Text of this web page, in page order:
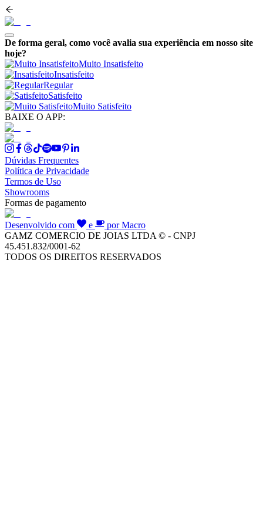
De forma geral, como você avalia sua experiência em nosso site
hoje?
Muito Insatisfeito
Insatisfeito
Regular
Satisfeito
Muito Satisfeito
BAIXE O APP:
Dúvidas Frequentes
Política de Privacidade
Termos de Uso
Showrooms
Formas de pagamento
Desenvolvido com e
por Macro
GAMZ COMERCIO DE JOIAS LTDA © - CNPJ
45.451.832/0001-62
TODOS OS DIREITOS RESERVADOS